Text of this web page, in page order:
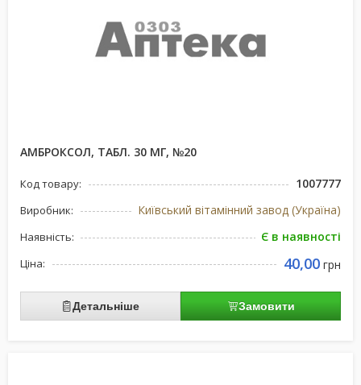
АМБРОКСОЛ, ТАБЛ. 30 МГ, №20
Код товару: 1007777
Виробник: Київський вітамінний завод (Україна)
Наявність: Є в наявності
Ціна: 40,00 грн
Детальніше Замовити